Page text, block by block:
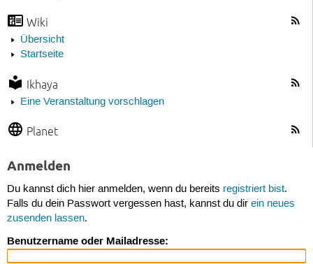
Wiki
Übersicht
Startseite
Ikhaya
Eine Veranstaltung vorschlagen
Planet
Anmelden
Du kannst dich hier anmelden, wenn du bereits registriert bist.
Falls du dein Passwort vergessen hast, kannst du dir ein neues
zusenden lassen.
Benutzername oder Mailadresse: